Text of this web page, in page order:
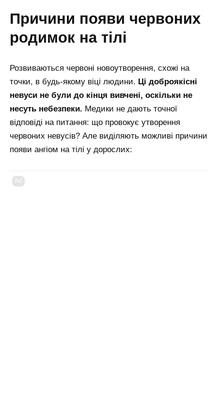
причини появи червоних
родимок на тілі
Розвиваються червоні новоутворення, схожі на
точки, в будь-якому віці людини. Ці доброякісні
невуси не були до кінця вивчені, оскільки не
несуть небезпеки. Медики не дають точної
відповіді на питання: що провокує утворення
червоних невусів? Але виділяють можливі причини
появи ангіом на тілі у дорослих:
Ad